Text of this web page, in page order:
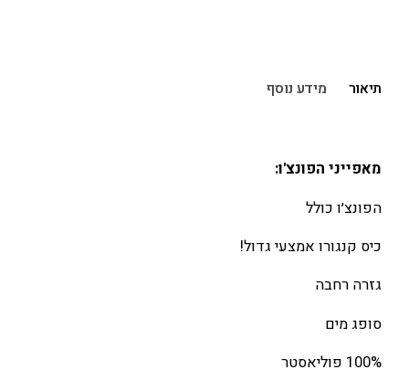
תיאור מידע נוסף
מאפייני הפונצ'ו:
הפונצ׳ו כולל
כיס קנגורו אמצעי גדול!
גזרה רחבה
סופג מים
100% פוליאסטר